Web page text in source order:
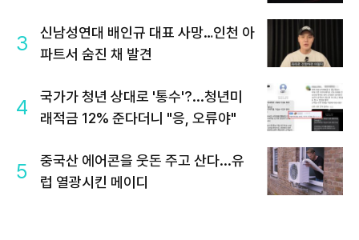
3
신남성연대 배인규 대표 사망…인천 아
파트서 숨진 채 발견
4
국가가 청년 상대로 '통수'?...청년미
래적금 12% 준다더니 "응, 오류야"
5
중국산 에어콘을 웃돈 주고 산다...유
럽 열광시킨 메이디